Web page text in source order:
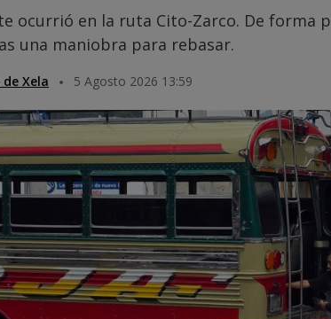
ocurrió en la ruta Cito-Zarco. De forma
una maniobra para rebasar.
de Xela 5 Agosto 2026 13:59